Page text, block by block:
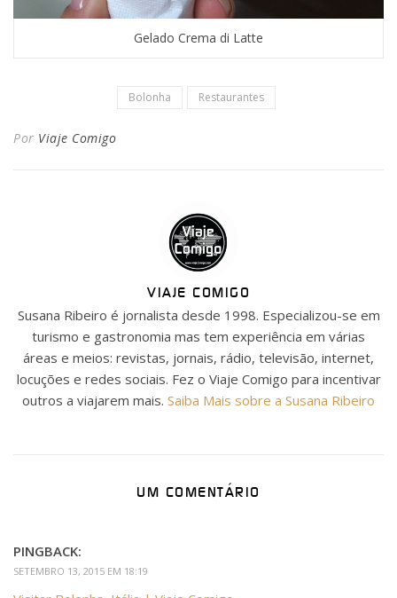
Gelado Crema di Latte
Bolonha Restaurantes
Por Viaje Comigo
VIAJE COMIGO
Susana Ribeiro é jornalista desde 1998. Especializou-se em
turismo e gastronomia mas tem experiência em várias
áreas e meios: revistas, jornais, rádio, televisão, internet,
locuções e redes sociais. Fez o Viaje Comigo para incentivar
outros a viajarem mais. Saiba Mais sobre a Susana Ribeiro
UM COMENTÁRIO
PINGBACK:
SETEMBRO 13, 2015 EM 18:19